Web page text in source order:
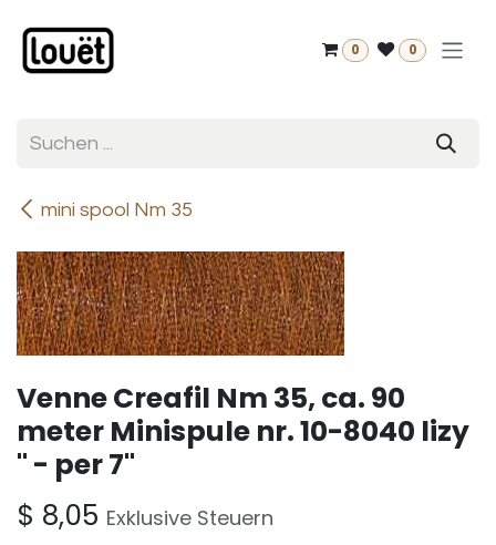
0 0
mini spool Nm 35
Venne Creafil Nm 35, ca. 90
meter Minispule nr. 10-8040 lizy
" - per 7"
$ 8,05 Exklusive Steuern